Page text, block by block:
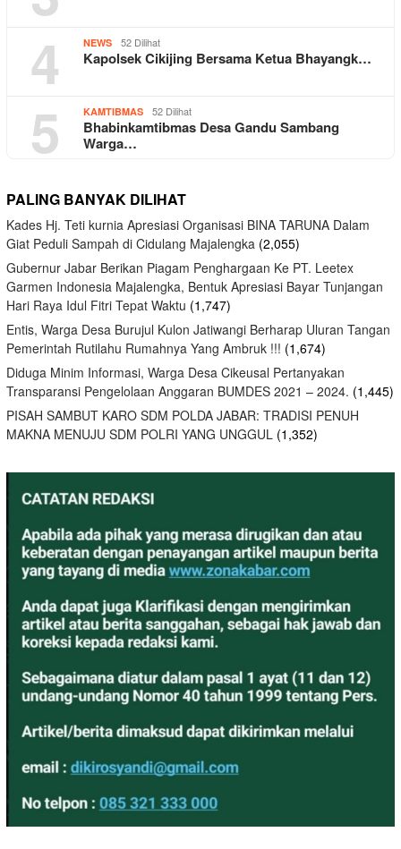
4
NEWS 52 Dilihat
Kapolsek Cikijing Bersama Ketua Bhayangk…
5 KAMTIBMAS 52 Dilihat
Bhabinkamtibmas Desa Gandu Sambang
Warga…
PALING BANYAK DILIHAT
Kades Hj. Teti kurnia Apresiasi Organisasi BINA TARUNA Dalam
Giat Peduli Sampah di Cidulang Majalengka (2,055)
Gubernur Jabar Berikan Piagam Penghargaan Ke PT. Leetex
Garmen Indonesia Majalengka, Bentuk Apresiasi Bayar Tunjangan
Hari Raya Idul Fitri Tepat Waktu (1,747)
Entis, Warga Desa Burujul Kulon Jatiwangi Berharap Uluran Tangan
Pemerintah Rutilahu Rumahnya Yang Ambruk !!! (1,674)
Diduga Minim Informasi, Warga Desa Cikeusal Pertanyakan
Transparansi Pengelolaan Anggaran BUMDES 2021 – 2024. (1,445)
PISAH SAMBUT KARO SDM POLDA JABAR: TRADISI PENUH
MAKNA MENUJU SDM POLRI YANG UNGGUL (1,352)